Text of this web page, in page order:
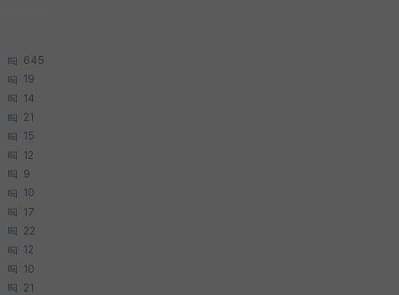
645
19
14
21
15
12
9
10
17
22
12
10
21